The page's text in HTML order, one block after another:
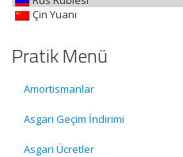
Çin Yuanı
Pratik Menü
Amortismanlar
Asgari Geçim İndirimi
Asgari Ücretler